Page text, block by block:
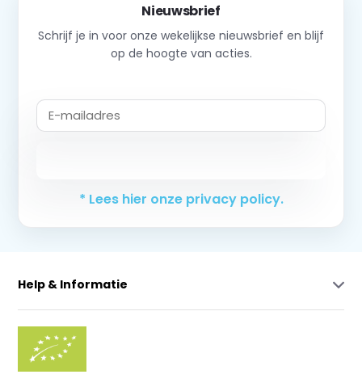
Nieuwsbrief
Schrijf je in voor onze wekelijkse nieuwsbrief en blijf
op de hoogte van acties.
* Lees hier onze privacy policy.
Help & Informatie